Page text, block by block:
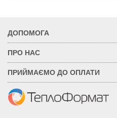
ДОПОМОГА
ПРО НАС
ПРИЙМАЄМО ДО ОПЛАТИ